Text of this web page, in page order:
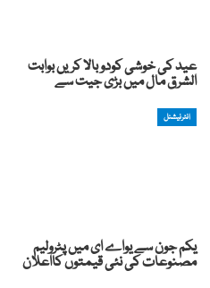
عید کی خوشی کودوبالا کریں بوابت
الشرق مال میں بڑی جیت سے
انٹرنیشنل
یکم جون سے یواے ای میں پٹرولیم
مصنوعات کی نئی قیمتوں کااعلان